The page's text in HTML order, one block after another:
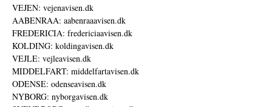
VEJEN: vejenavisen.dk
AABENRAA: aabenraaavisen.dk
FREDERICIA: fredericiaavisen.dk
KOLDING: koldingavisen.dk
VEJLE: vejleavisen.dk
MIDDELFART: middelfartavisen.dk
ODENSE: odenseavisen.dk
NYBORG: nyborgavisen.dk